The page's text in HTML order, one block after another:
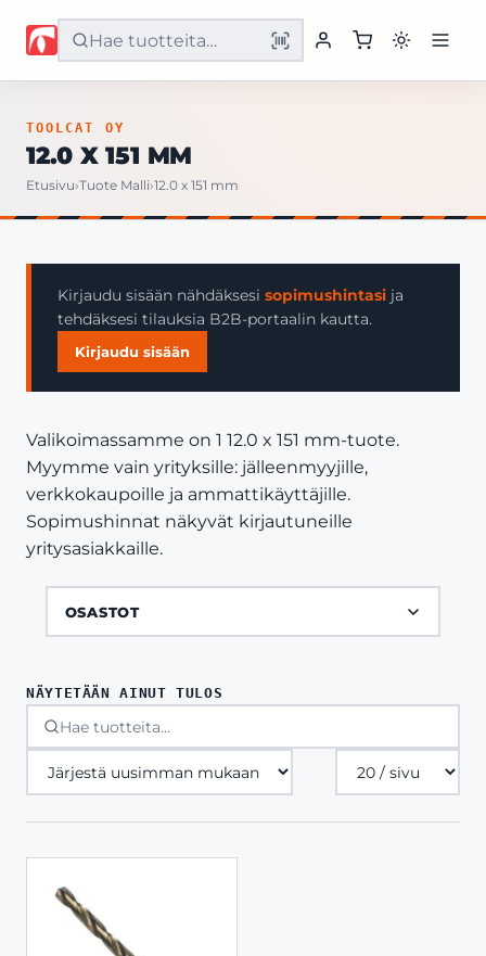
Etusivu
Yritys
Yhteystiedot
TOOLCAT OY
12.0 X 151 MM
Etusivu›Tuote Malli›12.0 x 151 mm
Kirjaudu sisään nähdäksesi sopimushintasi ja
tehdäksesi tilauksia B2B-portaalin kautta.
Kirjaudu sisään
Valikoimassamme on 1 12.0 x 151 mm-tuote.
Myymme vain yrityksille: jälleenmyyjille,
verkkokaupoille ja ammattikäyttäjille.
Sopimushinnat näkyvät kirjautuneille
yritysasiakkaille.
OSASTOT
NÄYTETÄÄN AINUT TULOS
Tuotteita
sivulla